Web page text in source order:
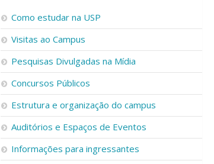
Como estudar na USP
Visitas ao Campus
Pesquisas Divulgadas na Mídia
Concursos Públicos
Estrutura e organização do campus
Auditórios e Espaços de Eventos
Informações para ingressantes